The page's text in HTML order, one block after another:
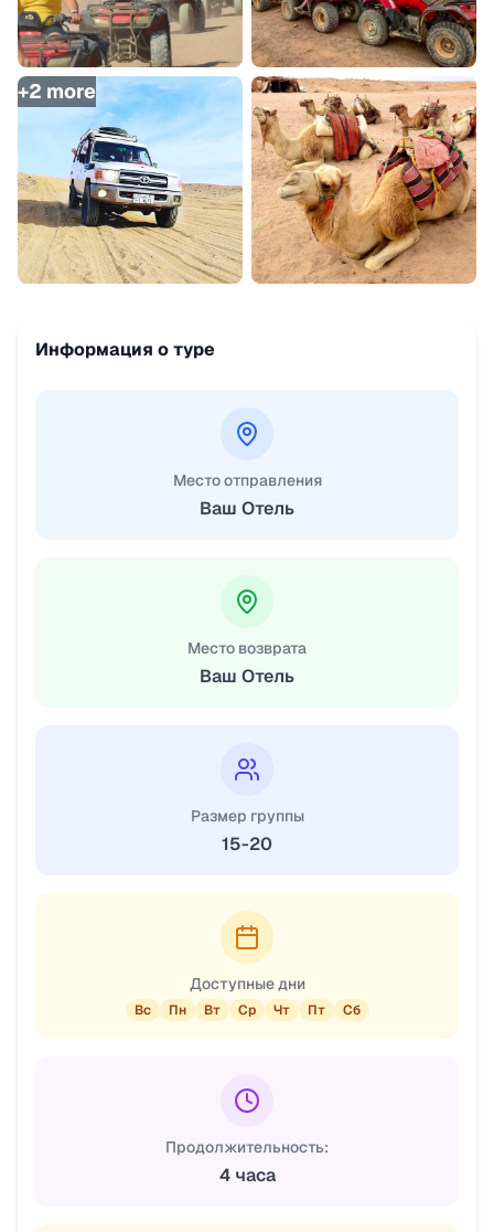
+2 more
Информация о туре
Место отправления
Ваш Отель
Место возврата
Ваш Отель
Размер группы
15-20
Доступные дни
Вс Пн Вт Ср Чт Пт Сб
Продолжительность:
4 часа